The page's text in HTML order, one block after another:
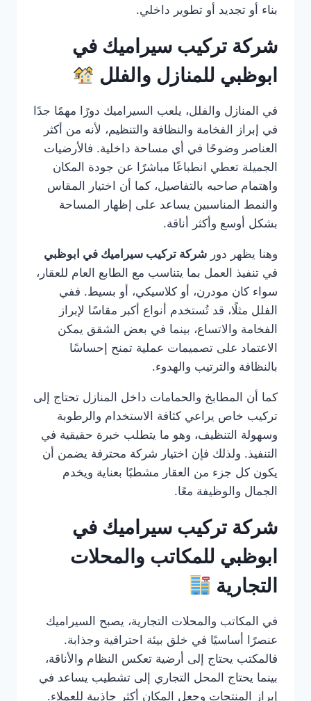
بناء أو تجديد أو تطوير داخلي.
شركة تركيب سيراميك في
ابوظبي للمنازل والفلل
في المنازل والفلل، يلعب السيراميك دورًا مهمًا جدًا
في إبراز الفخامة والنظافة والتنظيم، لأنه من أكثر
العناصر وضوحًا في أي مساحة داخلية. فالأرضيات
الجميلة تعطي انطباعًا مباشرًا عن جودة المكان
واهتمام صاحبه بالتفاصيل، كما أن اختيار المقاس
والنمط المناسبين يساعد على إظهار المساحة
بشكل أوسع وأكثر أناقة.
وهنا يظهر دور شركة تركيب سيراميك في ابوظبي
في تنفيذ العمل بما يتناسب مع الطابع العام للعقار،
سواء كان مودرن، أو كلاسيكي، أو بسيط. ففي
الفلل مثلًا، قد تُستخدم أنواع أكبر مقاسًا لإبراز
الفخامة والاتساع، بينما في بعض الشقق يمكن
الاعتماد على تصميمات عملية تمنح إحساسًا
بالنظافة والترتيب والهدوء.
كما أن المطابخ والحمامات داخل المنازل تحتاج إلى
تركيب خاص يراعي كثافة الاستخدام والرطوبة
وسهولة التنظيف، وهو ما يتطلب خبرة حقيقية في
التنفيذ. ولذلك فإن اختيار شركة محترفة يضمن أن
يكون كل جزء من العقار مشطبًا بعناية ويخدم
الجمال والوظيفة معًا.
شركة تركيب سيراميك في
ابوظبي للمكاتب والمحلات
التجارية
في المكاتب والمحلات التجارية، يصبح السيراميك
عنصرًا أساسيًا في خلق بيئة احترافية وجذابة.
فالمكتب يحتاج إلى أرضية تعكس النظام والأناقة،
بينما يحتاج المحل التجاري إلى تشطيب يساعد في
إبراز المنتجات وجعل المكان أكثر جاذبية للعملاء.